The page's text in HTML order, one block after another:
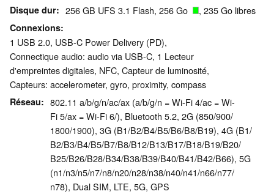
Disque dur 256 GB UFS 3.1 Flash, 256 Go , 235 Go libres
Connexions
1 USB 2.0, USB-C Power Delivery (PD),
Connectique audio: audio via USB-C, 1 Lecteur
d'empreintes digitales, NFC, Capteur de luminosité,
Capteurs: accelerometer, gyro, proximity, compass
Réseau
802.11 a/b/g/n/ac/ax (a/b/g/n = Wi-Fi 4/ac = Wi-
Fi 5/ax = Wi-Fi 6/), Bluetooth 5.2, 2G (850/​900/​
1800/​1900), 3G (B1/​B2/​B4/​B5/​B6/​B8/​B19), 4G (B1/​
B2/​B3/​B4/​B5/​B7/​B8/​B12/​B13/​B17/​B18/​B19/​B20/​
B25/​B26/​B28/​B34/​B38/​B39/​B40/​B41/​B42/​B66), 5G
(n1/​n3/​n5/​n7/​n8/​n20/​n28/​n38/​n40/​n41/​n66/​n77/​
n78), Dual SIM, LTE, 5G, GPS